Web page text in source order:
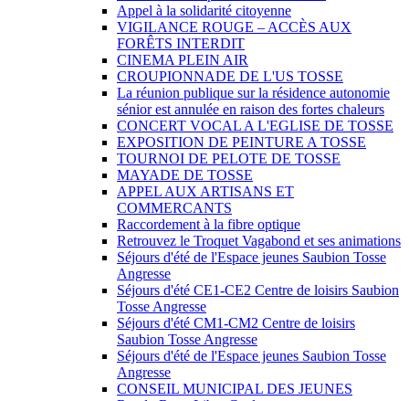
Appel à la solidarité citoyenne
VIGILANCE ROUGE – ACCÈS AUX
FORÊTS INTERDIT
CINEMA PLEIN AIR
CROUPIONNADE DE L'US TOSSE
La réunion publique sur la résidence autonomie
sénior est annulée en raison des fortes chaleurs
CONCERT VOCAL A L'EGLISE DE TOSSE
EXPOSITION DE PEINTURE A TOSSE
TOURNOI DE PELOTE DE TOSSE
MAYADE DE TOSSE
APPEL AUX ARTISANS ET
COMMERCANTS
Raccordement à la fibre optique
Retrouvez le Troquet Vagabond et ses animations
Séjours d'été de l'Espace jeunes Saubion Tosse
Angresse
Séjours d'été CE1-CE2 Centre de loisirs Saubion
Tosse Angresse
Séjours d'été CM1-CM2 Centre de loisirs
Saubion Tosse Angresse
Séjours d'été de l'Espace jeunes Saubion Tosse
Angresse
CONSEIL MUNICIPAL DES JEUNES